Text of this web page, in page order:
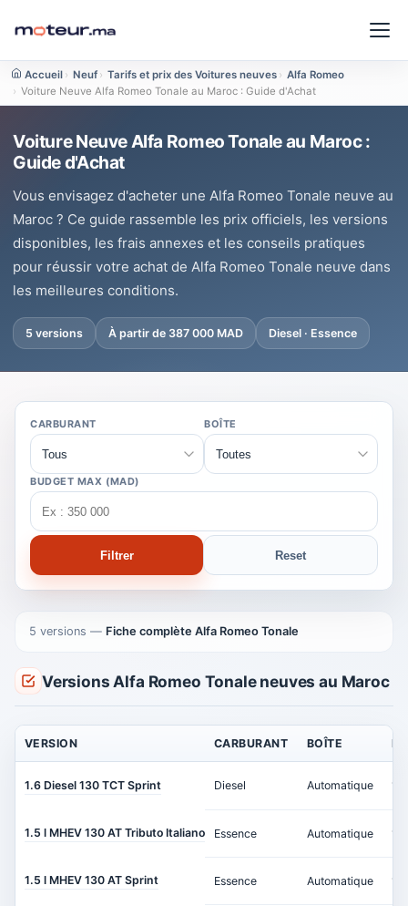
Accueil › Neuf › Tarifs et prix des Voitures neuves › Alfa Romeo
› Voiture Neuve Alfa Romeo Tonale au Maroc : Guide d'Achat
Voiture Neuve Alfa Romeo Tonale au Maroc :
Guide d'Achat
Vous envisagez d'acheter une Alfa Romeo Tonale neuve au
Maroc ? Ce guide rassemble les prix officiels, les versions
disponibles, les frais annexes et les conseils pratiques
pour réussir votre achat de Alfa Romeo Tonale neuve dans
les meilleures conditions.
5 versions À partir de 387 000 MAD Diesel · Essence
CARBURANT BOÎTE
BUDGET MAX (MAD)
Filtrer Reset
5 versions — Fiche complète Alfa Romeo Tonale
Versions Alfa Romeo Tonale neuves au Maroc
VERSION CARBURANT BOÎTE
1.6 Diesel 130 TCT Sprint Diesel Automatique
1.5 l MHEV 130 AT Tributo Italiano Essence Automatique
1.5 l MHEV 130 AT Sprint Essence Automatique